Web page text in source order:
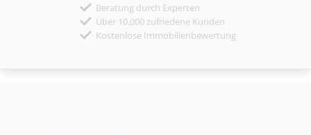
Beratung durch Experten
Über 10.000 zufriedene Kunden
Kostenlose Immobilienbewertung